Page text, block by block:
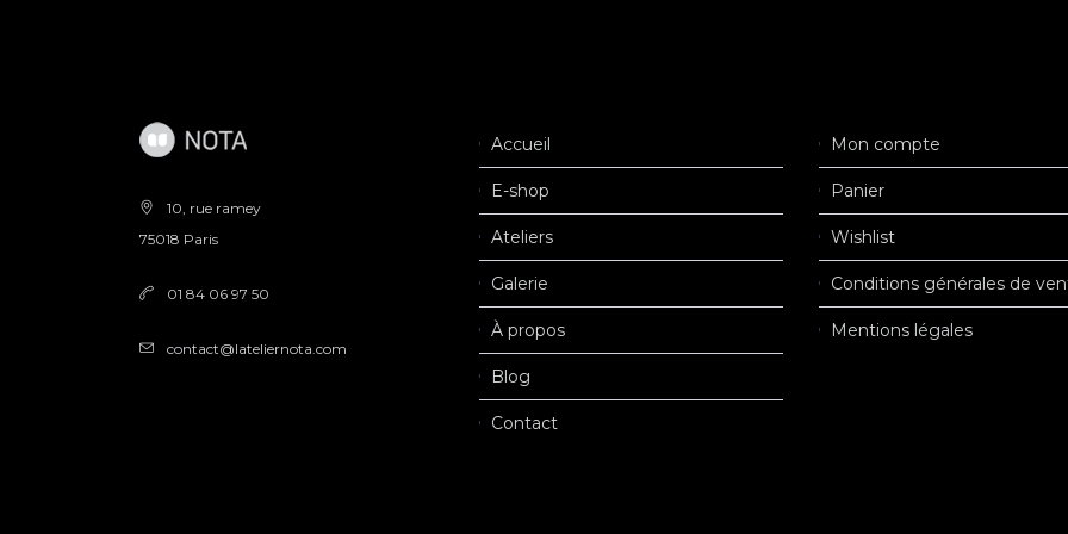
10, rue ramey
75018 Paris
01 84 06 97 50
contact@lateliernota.com
Accueil
E-shop
Ateliers
Galerie
À propos
Blog
Contact
Mon compte
Panier
Wishlist
Conditions générales de
Mentions légales